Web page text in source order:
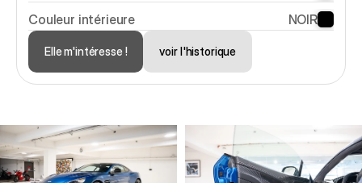
Couleur intérieure
NOIR
Elle m'intéresse ! voir l'historique